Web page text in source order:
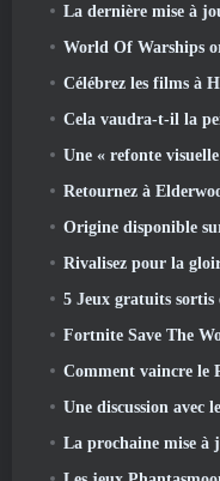
La dernière mise à jour de Vindictus
World Of Warships organise une
Célébrez les films à
Cela vaudra-t-il la peine de
Une « refonte visuelle
Retournez à Elderwood
Origine disponible sur Steam
Rivalisez pour la gloire dans la nouvelle
5 Jeux gratuits sortis
Fortnite Save The
Comment vaincre le
Une discussion avec le fondateur et PDG
La prochaine mise à jour de